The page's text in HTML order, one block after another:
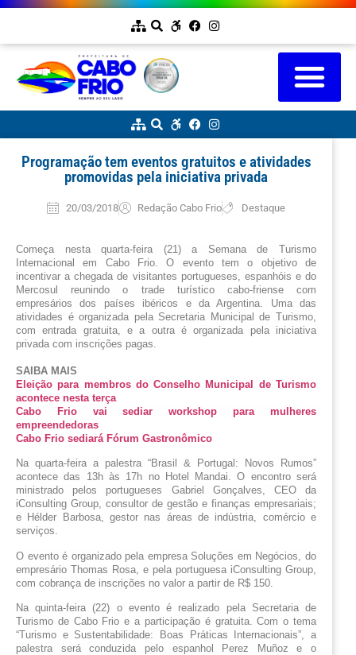
Programação tem eventos gratuitos e atividades
promovidas pela iniciativa privada
20/03/2018 Redação Cabo Frio Destaque
Começa nesta quarta-feira (21) a Semana de Turismo
Internacional em Cabo Frio. O evento tem o objetivo de
incentivar a chegada de visitantes portugueses, espanhóis e do
Mercosul reunindo o trade turístico cabo-friense com
empresários dos países ibéricos e da Argentina. Uma das
atividades é organizada pela Secretaria Municipal de Turismo,
com entrada gratuita, e a outra é organizada pela iniciativa
privada com inscrições pagas.
SAIBA MAIS
Eleição para membros do Conselho Municipal de Turismo
acontece nesta terça
Cabo Frio vai sediar workshop para mulheres
empreendedoras
Cabo Frio sediará Fórum Gastronômico
Na quarta-feira a palestra “Brasil & Portugal: Novos Rumos”
acontece das 13h às 17h no Hotel Mandai. O encontro será
ministrado pelos portugueses Gabriel Gonçalves, CEO da
iConsulting Group, consultor de gestão e finanças empresariais;
e Hélder Barbosa, gestor nas áreas de indústria, comércio e
serviços.
O evento é organizado pela empresa Soluções em Negócios, do
empresário Thomas Rosa, e pela portuguesa iConsulting Group,
com cobrança de inscrições no valor a partir de R$ 150.
Na quinta-feira (22) o evento é realizado pela Secretaria de
Turismo de Cabo Frio e a participação é gratuita. Com o tema
“Turismo e Sustentabilidade: Boas Práticas Internacionais”, a
palestra será conduzida pelo espanhol Perez Muñoz e o